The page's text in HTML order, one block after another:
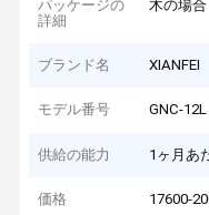
パッケージの
詳細
木の場合
ブランド名 XIANFEI
モデル番号 GNC-12L
供給の能力 1ヶ月あ
価格 17600-